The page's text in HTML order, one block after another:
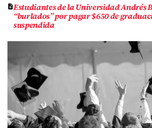
Estudiantes de la Universidad Andrés
“burlados” por pagar $650 de
suspendida